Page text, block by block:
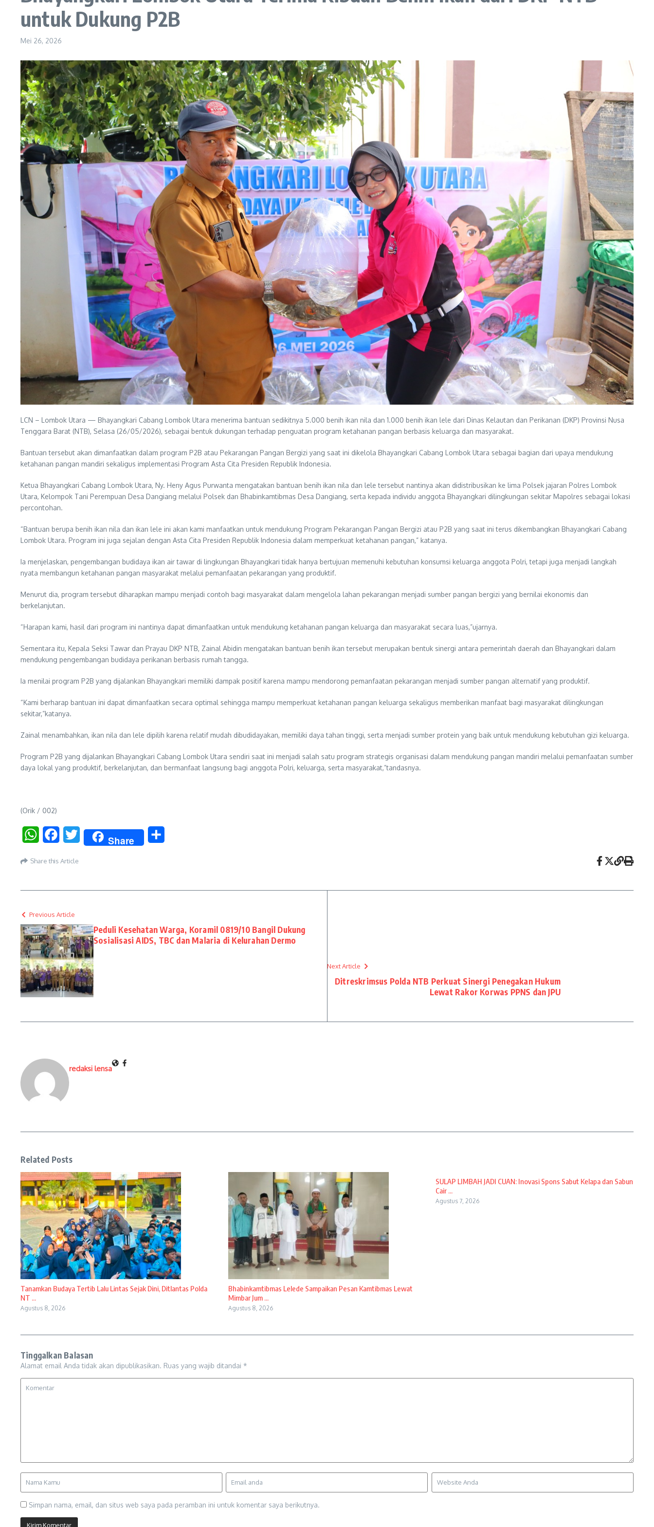
untuk Dukung P2B
Mei 26, 2026
LCN – Lombok Utara — Bhayangkari Cabang Lombok Utara menerima bantuan sedikitnya 5.000 benih ikan nila dan 1.000 benih ikan lele dari Dinas Kelautan dan Perikanan (DKP) Provinsi Nusa
Tenggara Barat (NTB), Selasa (26/05/2026), sebagai bentuk dukungan terhadap penguatan program ketahanan pangan berbasis keluarga dan masyarakat.
Bantuan tersebut akan dimanfaatkan dalam program P2B atau Pekarangan Pangan Bergizi yang saat ini dikelola Bhayangkari Cabang Lombok Utara sebagai bagian dari upaya mendukung
ketahanan pangan mandiri sekaligus implementasi Program Asta Cita Presiden Republik Indonesia.
Ketua Bhayangkari Cabang Lombok Utara, Ny. Heny Agus Purwanta mengatakan bantuan benih ikan nila dan lele tersebut nantinya akan didistribusikan ke lima Polsek jajaran Polres Lombok
Utara, Kelompok Tani Perempuan Desa Dangiang melalui Polsek dan Bhabinkamtibmas Desa Dangiang, serta kepada individu anggota Bhayangkari dilingkungan sekitar Mapolres sebagai lokasi
percontohan.
“Bantuan berupa benih ikan nila dan ikan lele ini akan kami manfaatkan untuk mendukung Program Pekarangan Pangan Bergizi atau P2B yang saat ini terus dikembangkan Bhayangkari Cabang
Lombok Utara. Program ini juga sejalan dengan Asta Cita Presiden Republik Indonesia dalam memperkuat ketahanan pangan,” katanya.
Ia menjelaskan, pengembangan budidaya ikan air tawar di lingkungan Bhayangkari tidak hanya bertujuan memenuhi kebutuhan konsumsi keluarga anggota Polri, tetapi juga menjadi langkah
nyata membangun ketahanan pangan masyarakat melalui pemanfaatan pekarangan yang produktif.
Menurut dia, program tersebut diharapkan mampu menjadi contoh bagi masyarakat dalam mengelola lahan pekarangan menjadi sumber pangan bergizi yang bernilai ekonomis dan
berkelanjutan.
“Harapan kami, hasil dari program ini nantinya dapat dimanfaatkan untuk mendukung ketahanan pangan keluarga dan masyarakat secara luas,”ujarnya.
Sementara itu, Kepala Seksi Tawar dan Prayau DKP NTB, Zainal Abidin mengatakan bantuan benih ikan tersebut merupakan bentuk sinergi antara pemerintah daerah dan Bhayangkari dalam
mendukung pengembangan budidaya perikanan berbasis rumah tangga.
Ia menilai program P2B yang dijalankan Bhayangkari memiliki dampak positif karena mampu mendorong pemanfaatan pekarangan menjadi sumber pangan alternatif yang produktif.
“Kami berharap bantuan ini dapat dimanfaatkan secara optimal sehingga mampu memperkuat ketahanan pangan keluarga sekaligus memberikan manfaat bagi masyarakat dilingkungan
sekitar,”katanya.
Zainal menambahkan, ikan nila dan lele dipilih karena relatif mudah dibudidayakan, memiliki daya tahan tinggi, serta menjadi sumber protein yang baik untuk mendukung kebutuhan gizi keluarga.
Program P2B yang dijalankan Bhayangkari Cabang Lombok Utara sendiri saat ini menjadi salah satu program strategis organisasi dalam mendukung pangan mandiri melalui pemanfaatan sumber
daya lokal yang produktif, berkelanjutan, dan bermanfaat langsung bagi anggota Polri, keluarga, serta masyarakat,”tandasnya.
(Orik / 002)
WhatsAppFacebookTwitter Share
Share this Article
Previous Article
Peduli Kesehatan Warga, Koramil 0819/10 Bangil Dukung
Sosialisasi AIDS, TBC dan Malaria di Kelurahan Dermo
Next Article
Ditreskrimsus Polda NTB Perkuat Sinergi Penegakan Hukum
Lewat Rakor Korwas PPNS dan JPU
redaksi lensa
Related Posts
Tanamkan Budaya Tertib Lalu Lintas Sejak Dini, Ditlantas Polda
NT ...
Agustus 8, 2026
Bhabinkamtibmas Lelede Sampaikan Pesan Kamtibmas Lewat
Mimbar Jum ...
Agustus 8, 2026
SULAP LIMBAH JADI CUAN: Inovasi Spons Sabut Kelapa dan Sabun
Cair ...
Agustus 7, 2026
Tinggalkan Balasan
Alamat email Anda tidak akan dipublikasikan. Ruas yang wajib ditandai *
Simpan nama, email, dan situs web saya pada peramban ini untuk komentar saya berikutnya.